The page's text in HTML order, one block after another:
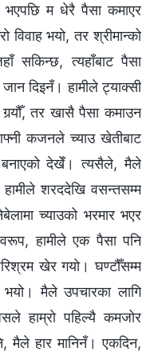
म धेरै पैसा कमाएर
भयो, तर श्रीमान्को
सकिन्छ, त्यहाँबाट पैसा
दिइनँ। हामीले ट्याक्सी
तर खासै पैसा कमाउन
कजनले च्याउ खेतीबाट
बनाएको देखेँ। त्यसैले, मैले
शरददेखि वसन्तसम्म
च्याउको भरमार भएर
हामीले एक पैसा पनि
खेर गयो। घण्टौँसम्म
भयो। मैले उपचारका लागि
हाम्रो पहिल्यै कमजोर
मैले हार मानिनँ। एकदिन,